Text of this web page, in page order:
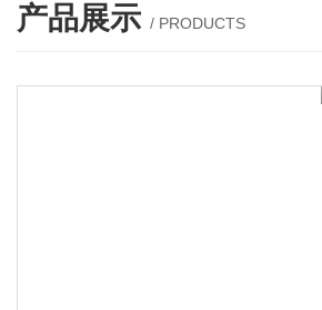
产品展示 / PRODUCTS